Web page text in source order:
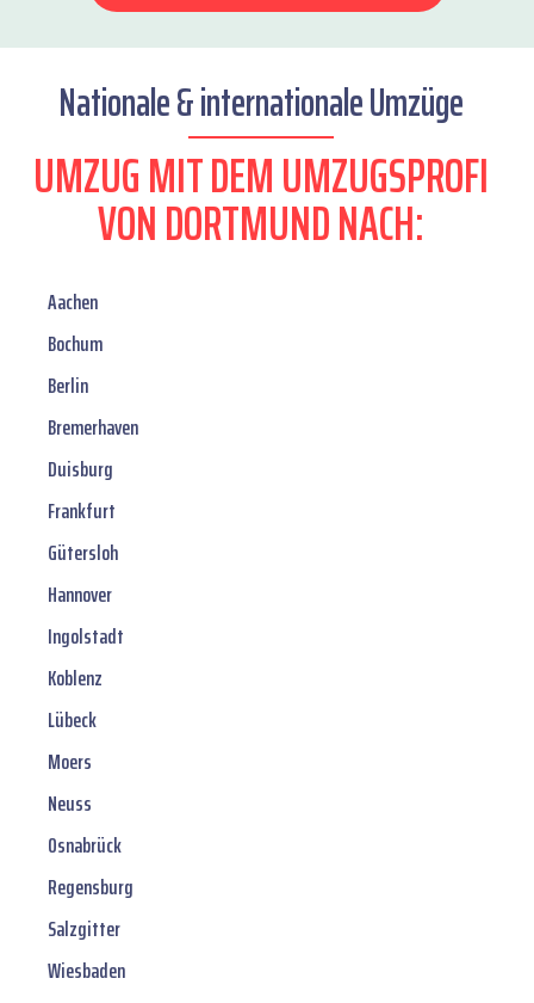
Nationale & internationale Umzüge
UMZUG MIT DEM UMZUGSPROFI
VON DORTMUND NACH:
Aachen
Bochum
Berlin
Bremerhaven
Duisburg
Frankfurt
Gütersloh
Hannover
Ingolstadt
Koblenz
Lübeck
Moers
Neuss
Osnabrück
Regensburg
Salzgitter
Wiesbaden